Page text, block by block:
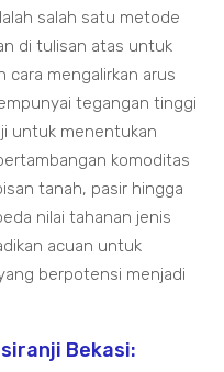
salah satu metode
di tulisan atas untuk
mengalirkan arus
tegangan tinggi
untuk menentukan
komoditas
tanah, pasir hingga
nilai tahanan jenis
acuan untuk
berpotensi menjadi
Bekasi: